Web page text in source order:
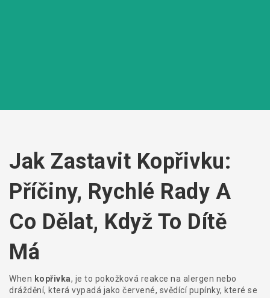
Jak Zastavit Kopřivku:
Příčiny, Rychlé Rady A
Co Dělat, Když To Dítě
Má
When kopřivka, je to pokožková reakce na alergen nebo
dráždění, která vypadá jako červené, svědící pupínky, které se